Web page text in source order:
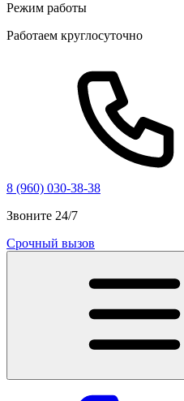
Режим работы
Работаем круглосуточно
8 (960) 030-38-38
Звоните 24/7
Срочный вызов